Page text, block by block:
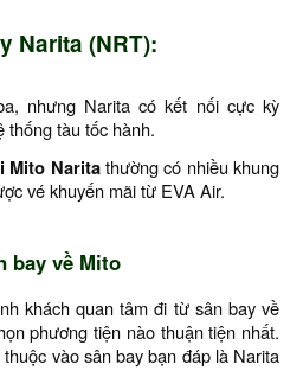
Narita (NRT):
nhưng Narita có kết nối cực kỳ
thống tàu tốc hành.
Mito Naritathường có nhiều khung
vé khuyến mãi từ EVA Air.
bay về Mito
khách quan tâm đi từ sân bay về
phương tiện nào thuận tiện nhất.
vào sân bay bạn đáp là Narita